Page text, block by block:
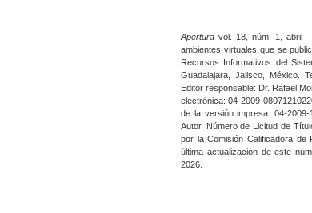
Apertura vol. 18, núm. 1, abril -
ambientes virtuales que se
Recursos Informativos del
Guadalajara, Jalisco, México.
Editor responsable: Dr. Rafael
electrónica: 04-2009-
de la versión impresa: 04-
Autor. Número de Licitud de
por la Comisión Calificadora
última actualización de este
2026.